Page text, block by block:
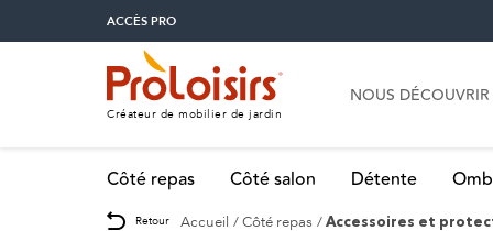
ACCÈS PRO
Créateur de mobilier de jardin
NOUS DÉCOUVRIR
Côté repas Côté salon Détente
Retour Accueil Côté repas Accessoires et